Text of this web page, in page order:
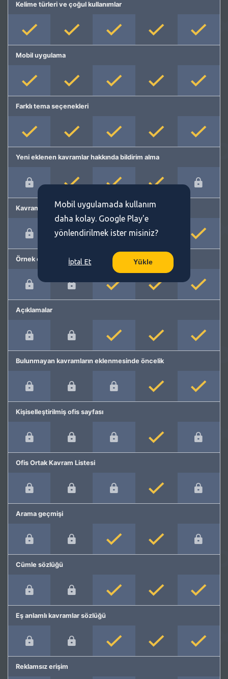
Kelime türleri ve çoğul kullanımlar
Mobil uygulama
Farklı tema seçenekleri
Yeni eklenen kavramlar hakkında bildirim alma
Kavram önerme
Örnek cümleler
Açıklamalar
Bulunmayan kavramların eklenmesinde öncelik
Kişiselleştirilmiş ofis sayfası
Ofis Ortak Kavram Listesi
Arama geçmişi
Cümle sözlüğü
Eş anlamlı kavramlar sözlüğü
Reklamsız erişim
Mobil uygulamada kullanım
daha kolay. Google Play'e
yönlendirilmek ister misiniz?
İptal Et Yükle